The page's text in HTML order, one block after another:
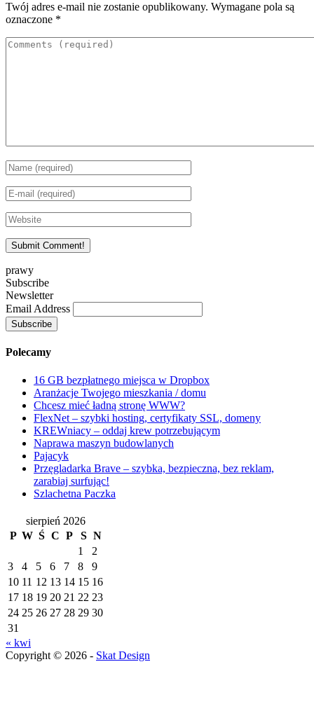
Twój adres e-mail nie zostanie opublikowany. Wymagane pola są
oznaczone *
prawy
Subscribe
Newsletter
Email Address
Polecamy
16 GB bezpłatnego miejsca w Dropbox
Aranżacje Twojego mieszkania / domu
Chcesz mieć ładną stronę WWW?
FlexNet – szybki hosting, certyfikaty SSL, domeny
KREWniacy – oddaj krew potrzebującym
Naprawa maszyn budowlanych
Pajacyk
Przęgladarka Brave – szybka, bezpieczna, bez reklam,
zarabiaj surfując!
Szlachetna Paczka
sierpień 2026
P W Ś C P S N
1
2
3
4 5 6 7 8
9
10 11 12 13 14 15 16
17 18 19 20 21 22 23
24 25 26 27 28 29 30
31
« kwi
Copyright © 2026 - Skat Design